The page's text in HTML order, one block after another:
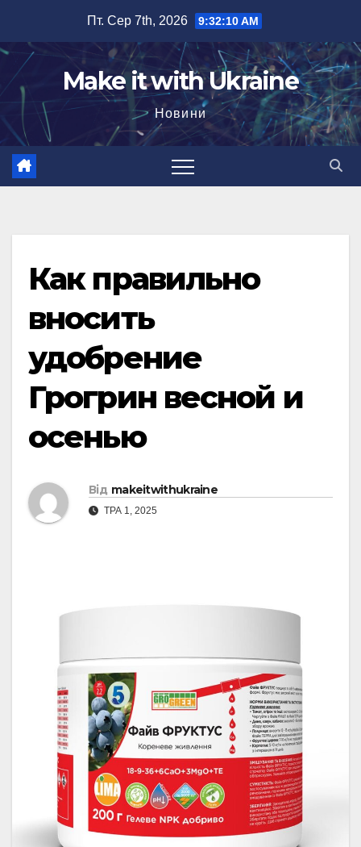
вмісту
Пт. Сер 7th, 2026 9:32:11 AM
Make it with Ukraine
Новини
Как правильно
вносить
удобрение
Грогрин весной и
осенью
Від makeitwithukraine
ТРА 1, 2025